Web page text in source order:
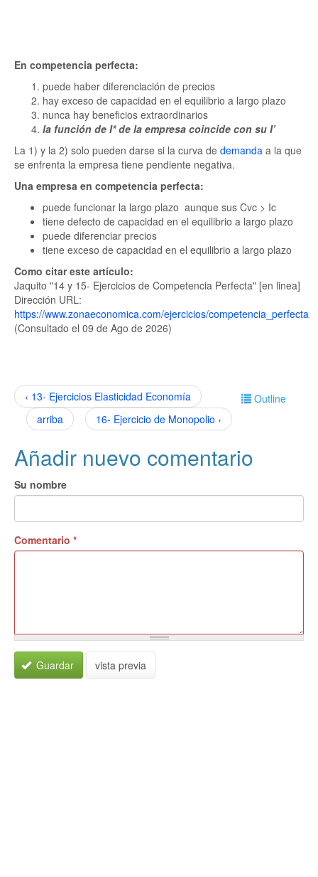
En competencia perfecta:
puede haber diferenciación de precios
hay exceso de capacidad en el equilibrio a largo plazo
nunca hay beneficios extraordinarios
la función de I* de la empresa coincide con su I’
La 1) y la 2) solo pueden darse si la curva de demanda a la que
se enfrenta la empresa tiene pendiente negativa.
Una empresa en competencia perfecta:
puede funcionar la largo plazo aunque sus Cvc > Ic
tiene defecto de capacidad en el equilibrio a largo plazo
puede diferenciar precios
tiene exceso de capacidad en el equilibrio a largo plazo
Como citar este artículo:
Jaquito "14 y 15- Ejercicios de Competencia Perfecta" [en linea]
Dirección URL:
https://www.zonaeconomica.com/ejercicios/competencia_perfecta
(Consultado el 09 de Ago de 2026)
Outline
‹ 13- Ejercicios Elasticidad Economía
arriba
16- Ejercicio de Monopolio ›
Añadir nuevo comentario
Su nombre
Comentario *
Guardar vista previa